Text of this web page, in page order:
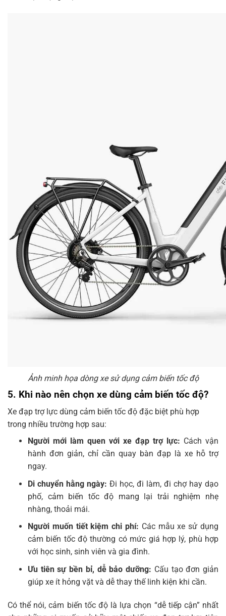
Ảnh minh họa dòng xe sử dụng cảm biến tốc độ
5. Khi nào nên chọn xe dùng cảm biến tốc độ?
Xe đạp trợ lực dùng cảm biến tốc độ đặc biệt phù hợp
trong nhiều trường hợp sau:
Người mới làm quen với xe đạp trợ lực: Cách vận
hành đơn giản, chỉ cần quay bàn đạp là xe hỗ trợ
ngay.
Di chuyển hằng ngày: Đi học, đi làm, đi chợ hay dạo
phố, cảm biến tốc độ mang lại trải nghiệm nhẹ
nhàng, thoải mái.
Người muốn tiết kiệm chi phí: Các mẫu xe sử dụng
cảm biến tốc độ thường có mức giá hợp lý, phù hợp
với học sinh, sinh viên và gia đình.
Ưu tiên sự bền bỉ, dễ bảo dưỡng: Cấu tạo đơn giản
giúp xe ít hỏng vặt và dễ thay thế linh kiện khi cần.
Có thể nói, cảm biến tốc độ là lựa chọn “dễ tiếp cận” nhất